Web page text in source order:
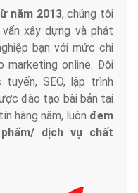
năm 2013, chúng tôi
xây dựng và phát
bạn với mức chi
online. Đội
SEO, lập trình
đào tạo bài bản tại
hàng năm, luôn đem
dịch vụ chất